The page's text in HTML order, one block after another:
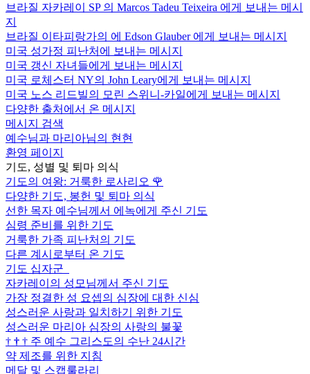
브라질 자카레이 SP 의 Marcos Tadeu Teixeira 에게 보내는 메시
지
브라질 이타피랑가의 에 Edson Glauber 에게 보내는 메시지
미국 성가정 피난처에 보내는 메시지
미국 갱신 자녀들에게 보내는 메시지
미국 로체스터 NY의 John Leary에게 보내는 메시지
미국 노스 리드빌의 모린 스위니-카일에게 보내는 메시지
다양한 출처에서 온 메시지
메시지 검색
예수님과 마리아님의 현현
환영 페이지
기도, 성별 및 퇴마 의식
기도의 여왕: 거룩한 로사리오 🌹
다양한 기도, 봉헌 및 퇴마 의식
선한 목자 예수님께서 에녹에게 주신 기도
심령 준비를 위한 기도
거룩한 가족 피난처의 기도
다른 계시로부터 온 기도
기도 십자군
자카레이의 성모님께서 주신 기도
가장 정결한 성 요셉의 심장에 대한 신심
성스러운 사랑과 일치하기 위한 기도
성스러운 마리아 심장의 사랑의 불꽃
† † † 주 예수 그리스도의 수난 24시간
약 제조를 위한 지침
메달 및 스캡룰라리